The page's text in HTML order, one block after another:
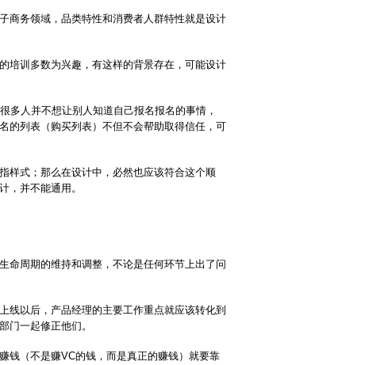
商务领域，品类特性和消费者人群特性就是设计
培训多数为兴趣，有这样的背景存在，可能设计
多人并不想让别人知道自己报名报名的事情，
的列表（购买列表）不但不会帮助取得信任，可
样式；那么在设计中，必然也应该符合这个顺
，并不能通用。
命周期的维持和调整，不论是任何环节上出了问
线以后，产品经理的主要工作重点就应该转化到
门一起修正他们。
钱（不是赚VC的钱，而是真正的赚钱）就要靠